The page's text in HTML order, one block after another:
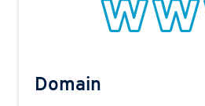
Domain